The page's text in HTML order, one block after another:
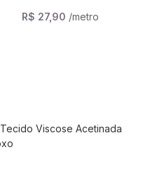
R$ 27,90 /metro